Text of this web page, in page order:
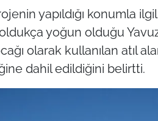
yapıldığı konumla
yoğun olduğu
olarak kullanılan atıl
dahil edildiğini belirtti.